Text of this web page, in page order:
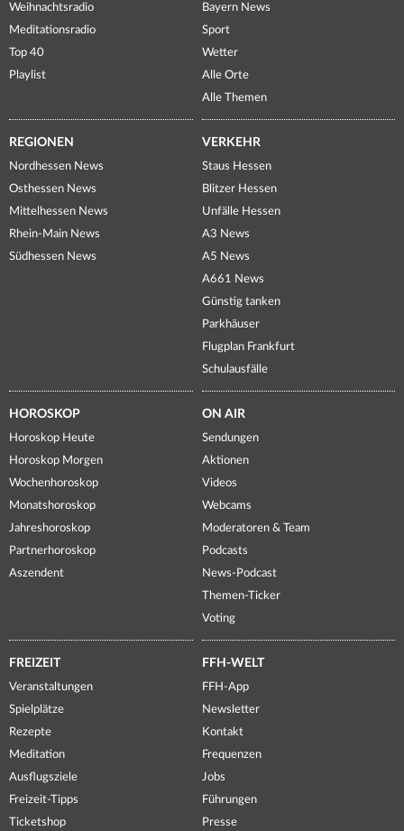
Weihnachtsradio
Meditationsradio
Top 40
Playlist
Bayern News
Sport
Wetter
Alle Orte
Alle Themen
REGIONEN
Nordhessen News
Osthessen News
Mittelhessen News
Rhein-Main News
Südhessen News
VERKEHR
Staus Hessen
Blitzer Hessen
Unfälle Hessen
A3 News
A5 News
A661 News
Günstig tanken
Parkhäuser
Flugplan Frankfurt
Schulausfälle
HOROSKOP
Horoskop Heute
Horoskop Morgen
Wochenhoroskop
Monatshoroskop
Jahreshoroskop
Partnerhoroskop
Aszendent
ON AIR
Sendungen
Aktionen
Videos
Webcams
Moderatoren & Team
Podcasts
News-Podcast
Themen-Ticker
Voting
FREIZEIT
Veranstaltungen
Spielplätze
Rezepte
Meditation
Ausflugsziele
Freizeit-Tipps
Ticketshop
FFH-WELT
FFH-App
Newsletter
Kontakt
Frequenzen
Jobs
Führungen
Presse